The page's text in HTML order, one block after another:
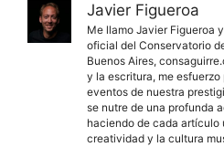
Javier Figueroa
Me llamo Javier Figueroa
oficial del Conservatorio
Buenos Aires,
y la escritura, me
eventos de nuestra
se nutre de una profunda
haciendo de cada artículo
creatividad y la cultura